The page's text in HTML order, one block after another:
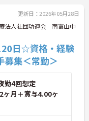
更新日：2026年05月28日
法人社団功連会 南富山中
日☆資格・経験
募集＜常勤＞
勤4回想定
月＋賞与4.00ヶ